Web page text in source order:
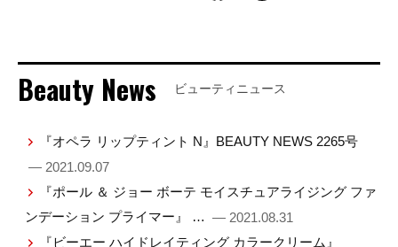
Beauty News ビューティニュース
『オペラ リップティント N』BEAUTY NEWS 2265号
— 2021.09.07
『ポール ＆ ジョー ボーテ モイスチュアライジング ファ
ンデーション プライマー』 … — 2021.08.31
『ビーエー ハイドレイティング カラークリーム』